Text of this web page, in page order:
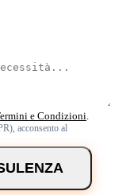
e Condizioni.
acconsento al